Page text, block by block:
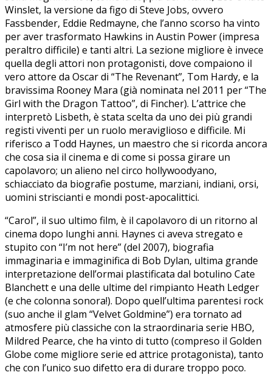
Winslet, la versione da figo di Steve Jobs, ovvero
Fassbender, Eddie Redmayne, che l’anno scorso ha vinto
per aver trasformato Hawkins in Austin Power (impresa
peraltro difficile) e tanti altri. La sezione migliore è invece
quella degli attori non protagonisti, dove compaiono il
vero attore da Oscar di “The Revenant”, Tom Hardy, e la
bravissima Rooney Mara (già nominata nel 2011 per “The
Girl with the Dragon Tattoo”, di Fincher). L’attrice che
interpretò Lisbeth, è stata scelta da uno dei più grandi
registi viventi per un ruolo meraviglioso e difficile. Mi
riferisco a Todd Haynes, un maestro che si ricorda ancora
che cosa sia il cinema e di come si possa girare un
capolavoro; un alieno nel circo hollywoodyano,
schiacciato da biografie postume, marziani, indiani, orsi,
uomini striscianti e mondi post-apocalittici.
“Carol”, il suo ultimo film, è il capolavoro di un ritorno al
cinema dopo lunghi anni. Haynes ci aveva stregato e
stupito con “I’m not here” (del 2007), biografia
immaginaria e immaginifica di Bob Dylan, ultima grande
interpretazione dell’ormai plastificata dal botulino Cate
Blanchett e una delle ultime del rimpianto Heath Ledger
(e che colonna sonora!). Dopo quell’ultima parentesi rock
(suo anche il glam “Velvet Goldmine”) era tornato ad
atmosfere più classiche con la straordinaria serie HBO,
Mildred Pearce, che ha vinto di tutto (compreso il Golden
Globe come migliore serie ed attrice protagonista), tanto
che con l’unico suo difetto era di durare troppo poco.